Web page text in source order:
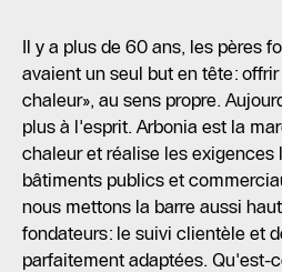
Il y a plus de 60 ans, les pères
avaient un seul but en tête:
chaleur», au sens propre.
plus à l'esprit. Arbonia est la
chaleur et réalise les exigences
bâtiments publics et
nous mettons la barre aussi
fondateurs: le suivi clientèle et
parfaitement adaptées. Qu'est-